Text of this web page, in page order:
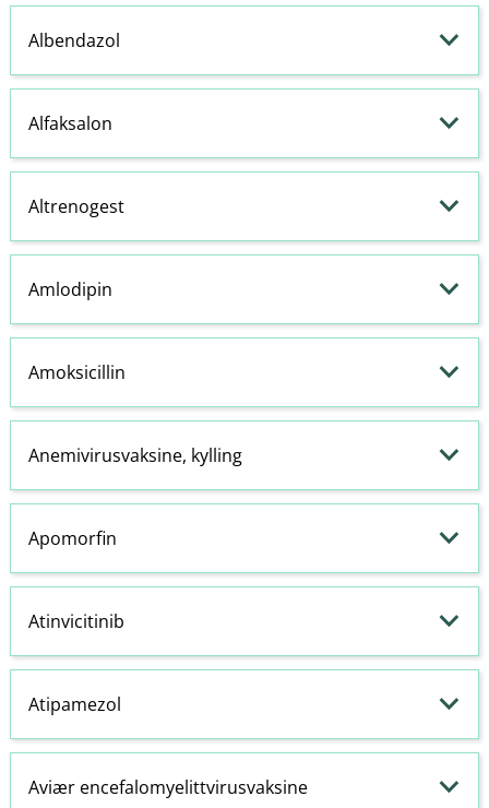
Albendazol
Alfaksalon
Altrenogest
Amlodipin
Amoksicillin
Anemivirusvaksine, kylling
Apomorfin
Atinvicitinib
Atipamezol
Aviær encefalomyelittvirusvaksine